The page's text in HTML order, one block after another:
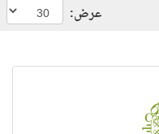
عرض: